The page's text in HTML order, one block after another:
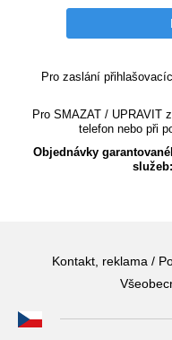
Pro zaslání
Pro SMAZAT / UPRAVIT
telefon nebo při
Objednávky
služeb:
Kontakt, reklama /